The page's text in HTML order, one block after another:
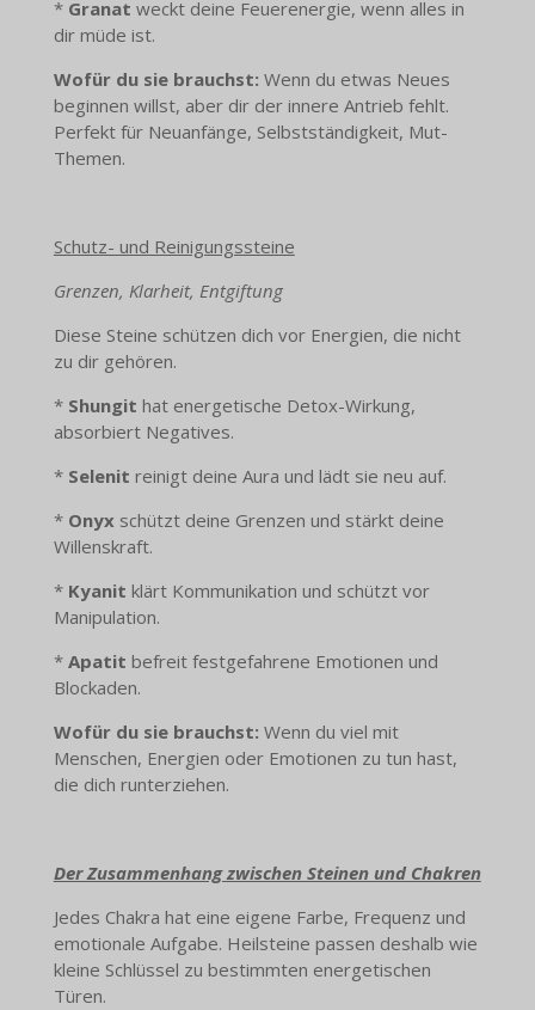
* Granat weckt deine Feuerenergie, wenn alles in
dir müde ist.
Wofür du sie brauchst: Wenn du etwas Neues
beginnen willst, aber dir der innere Antrieb fehlt.
Perfekt für Neuanfänge, Selbstständigkeit, Mut-
Themen.
Schutz- und Reinigungssteine
Grenzen, Klarheit, Entgiftung
Diese Steine schützen dich vor Energien, die nicht
zu dir gehören.
* Shungit hat energetische Detox-Wirkung,
absorbiert Negatives.
* Selenit reinigt deine Aura und lädt sie neu auf.
* Onyxschützt deine Grenzen und stärkt deine
Willenskraft.
* Kyanit klärt Kommunikation und schützt vor
Manipulation.
* Apatit befreit festgefahrene Emotionen und
Blockaden.
Wofür du sie brauchst: Wenn du viel mit
Menschen, Energien oder Emotionen zu tun hast,
die dich runterziehen.
Der Zusammenhang zwischen Steinen und Chakren
Jedes Chakra hat eine eigene Farbe, Frequenz und
emotionale Aufgabe. Heilsteine passen deshalb wie
kleine Schlüssel zu bestimmten energetischen
Türen.